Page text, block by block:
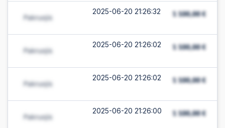
2025-06-20 21:26:32
2025-06-20 21:26:02
2025-06-20 21:26:02
2025-06-20 21:26:00